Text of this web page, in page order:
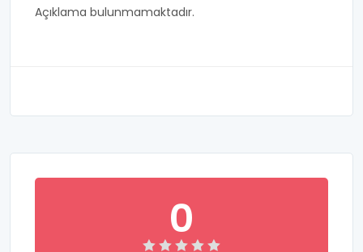
Açıklama bulunmamaktadır.
0